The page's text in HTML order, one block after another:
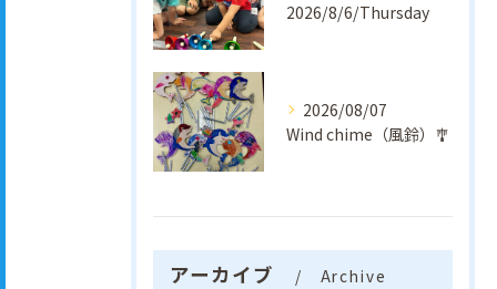
2026/8/6/Thursday
2026/08/07
Wind chime（風鈴）🎐
アーカイブ Archive